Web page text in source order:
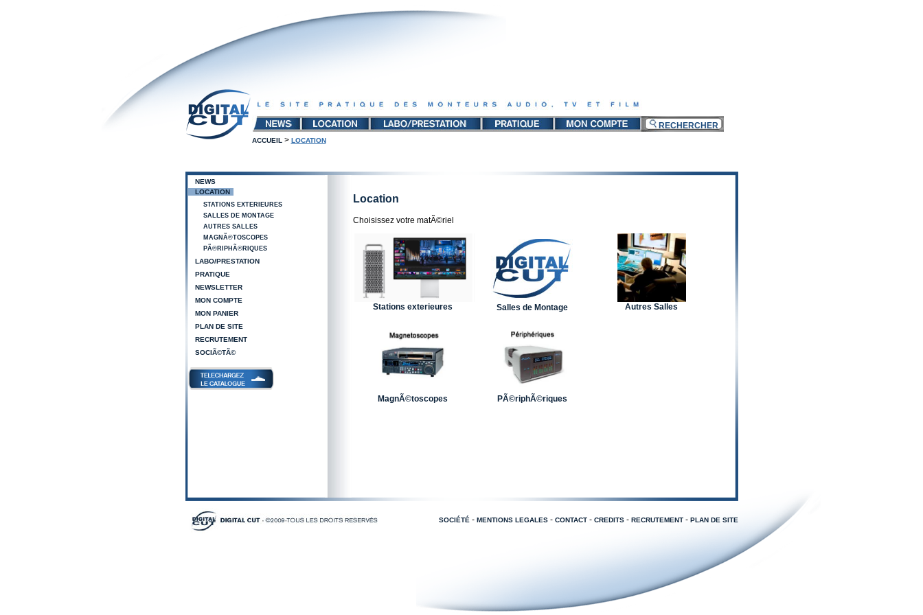
ACCUEIL> LOCATION
NEWS
LOCATION
STATIONS EXTERIEURES
SALLES DE MONTAGE
AUTRES SALLES
MAGNÃ©TOSCOPES
PÃ©RIPHÃ©RIQUES
LABO/PRESTATION
PRATIQUE
NEWSLETTER
MON COMPTE
MON PANIER
PLAN DE SITE
RECRUTEMENT
SOCIÃ©TÃ©
Location
Choisissez votre matÃ©riel
Stations exterieures Salles de Montage Autres Salles
MagnÃ©toscopes PÃ©riphÃ©riques
SOCIÉTÉ- MENTIONS LEGALES- CONTACT- CREDITS- RECRUTEMENT- PLAN DE SITE